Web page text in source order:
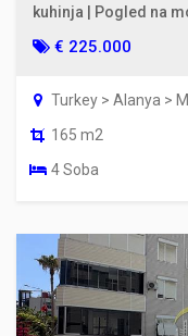
kuhinja | Pogled na
€ 225.000
Turkey > Alanya >
165 m2
4 Soba